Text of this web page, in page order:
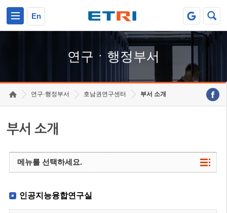
En
연구ㆍ행정부서
연구·행정부서 호남권연구센터 부서 소개
부서 소개
메뉴를 선택하세요.
인공지능융합연구실